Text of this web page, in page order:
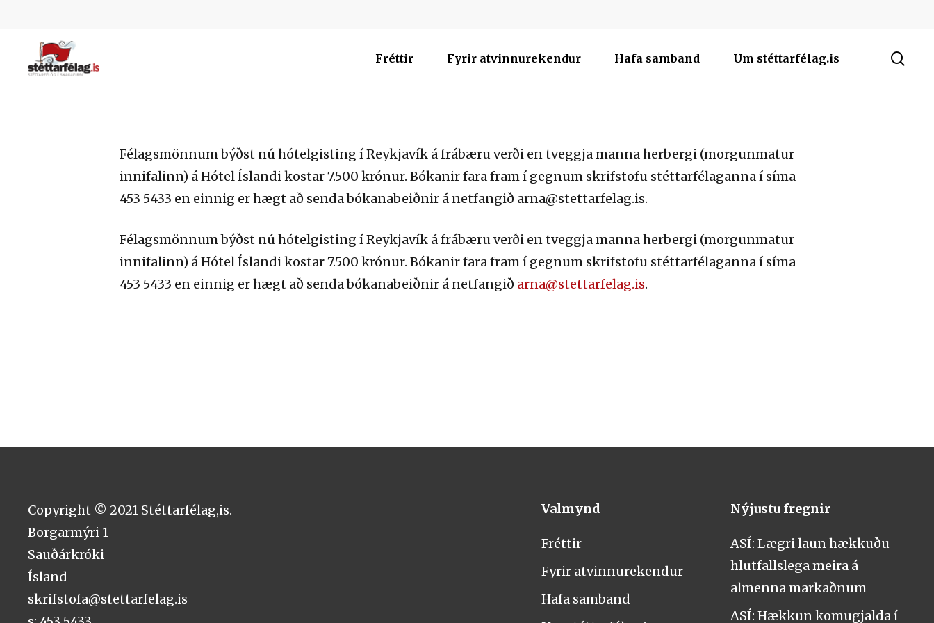
content
Fréttir Fyrir atvinnurekendur Hafa samband Um stéttarfélag.is
Félagsmönnum býðst nú hótelgisting í Reykjavík á frábæru verði en tveggja manna herbergi (morgunmatur
innifalinn) á Hótel Íslandi kostar 7.500 krónur. Bókanir fara fram í gegnum skrifstofu stéttarfélaganna í síma
453 5433 en einnig er hægt að senda bókanabeiðnir á netfangið arna@stettarfelag.is.
Félagsmönnum býðst nú hótelgisting í Reykjavík á frábæru verði en tveggja manna herbergi (morgunmatur
innifalinn) á Hótel Íslandi kostar 7.500 krónur. Bókanir fara fram í gegnum skrifstofu stéttarfélaganna í síma
453 5433 en einnig er hægt að senda bókanabeiðnir á netfangið arna@stettarfelag.is.
Copyright © 2021 Stéttarfélag,is.
Borgarmýri 1
Sauðárkróki
Ísland
skrifstofa@stettarfelag.is
Valmynd
Fréttir
Fyrir atvinnurekendur
Hafa samband
Nýjustu fregnir
ASÍ: Lægri laun hækkuðu
hlutfallslega meira á
almenna markaðnum
ASÍ: Hækkun komugjalda í